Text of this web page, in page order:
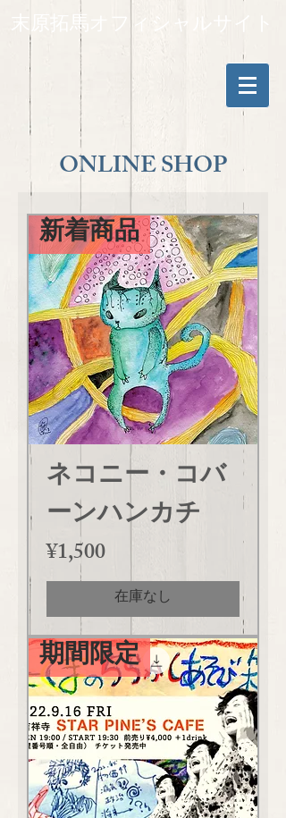
末原拓馬オフィシャルサイト
ONLINE SHOP
新着商品
ネコニー・コバ
ーンハンカチ
価格
¥1,500
在庫なし
期間限定